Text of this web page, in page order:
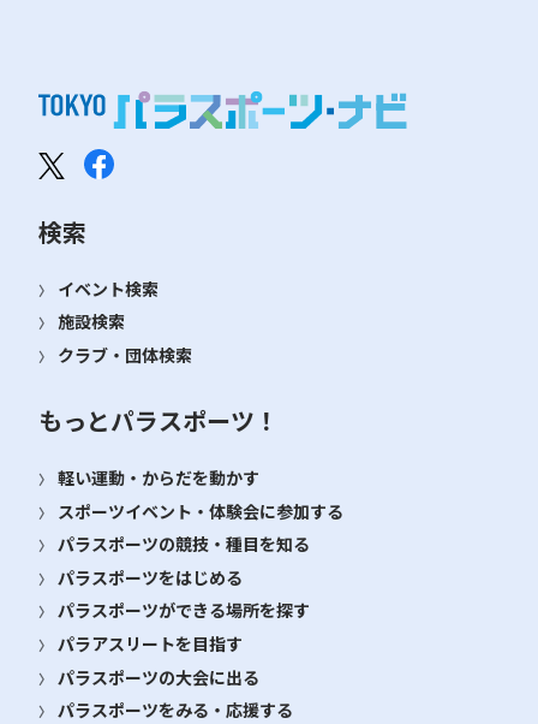
検索
イベント検索
施設検索
クラブ・団体検索
もっとパラスポーツ！
軽い運動・からだを動かす
スポーツイベント・体験会に参加する
パラスポーツの競技・種目を知る
パラスポーツをはじめる
パラスポーツができる場所を探す
パラアスリートを目指す
パラスポーツの大会に出る
パラスポーツをみる・応援する